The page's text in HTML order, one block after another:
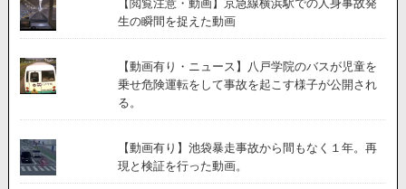
【閲覧注意・動画】京急線横浜駅での人身事故発
生の瞬間を捉えた動画
【動画有り・ニュース】八戸学院のバスが児童を
乗せ危険運転をして事故を起こす様子が公開され
る。
【動画有り】池袋暴走事故から間もなく１年。再
現と検証を行った動画。